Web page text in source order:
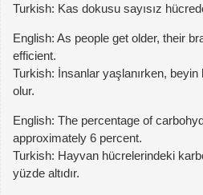
Turkish: Kas dokusu sayısız
English: As people get older, their
efficient.
Turkish: İnsanlar yaşlanırken,
olur.
English: The percentage of
approximately 6 percent.
Turkish: Hayvan hücrelerindeki
yüzde altıdır.